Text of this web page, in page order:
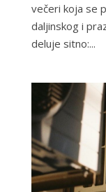
večeri koja se
daljinskog i
deluje sitno:...